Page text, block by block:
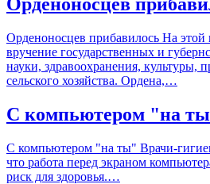
Орденоносцев прибавилось На этой
вручение государственных и
науки, здравоохранения, культуры,
сельского хозяйства. Ордена,…
С компьютером "на
С компьютером "на ты" Врачи-
что работа перед экраном
риск для здоровья.…